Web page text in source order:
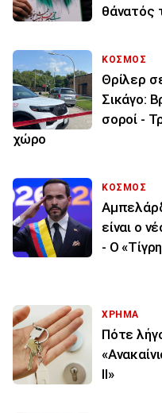
θάνατός
ΚΟΣΜΟΣ
Θρίλερ
Σικάγο:
σοροί -
χώρο
ΚΟΣΜΟΣ
είναι ο
- Ο
ΧΡΗΜΑ
Πότε
ΙΙ»